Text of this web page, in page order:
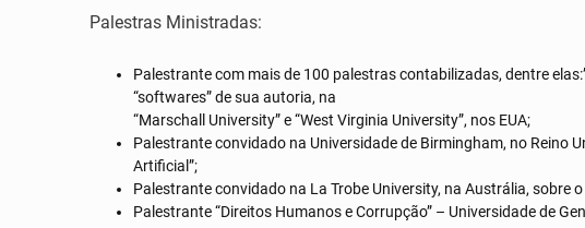
Palestras Ministradas:
Palestrante com mais de 100 palestras contabilizadas, dentre
“softwares” de sua autoria, na
“Marschall University” e “West Virginia University”, nos EUA;
Palestrante convidado na Universidade de Birmingham, no Reino
Artificial”;
Palestrante convidado na La Trobe University, na Austrália, sobre
Palestrante “Direitos Humanos e Corrupção” – Universidade de